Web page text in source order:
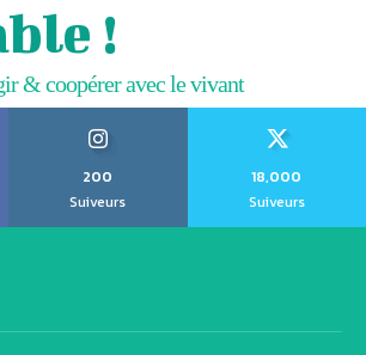
!
& coopérer avec le vivant
200
Suiveurs
18,000
Suiveurs